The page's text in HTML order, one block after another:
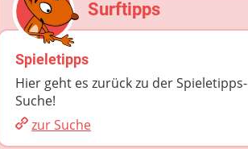
Surftipps
Spieletipps
Hier geht es zurück zu der Spieletipps-
Suche!
zur Suche